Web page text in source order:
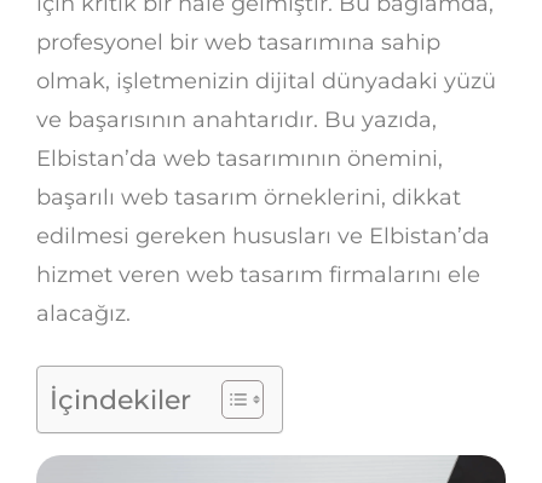
profesyonel bir web tasarımına sahip
olmak, işletmenizin dijital dünyadaki yüzü
ve başarısının anahtarıdır. Bu yazıda,
Elbistan’da web tasarımının önemini,
başarılı web tasarım örneklerini, dikkat
edilmesi gereken hususları ve Elbistan’da
hizmet veren web tasarım firmalarını ele
alacağız.
İçindekiler